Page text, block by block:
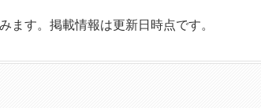
ます。掲載情報は更新日時点です。